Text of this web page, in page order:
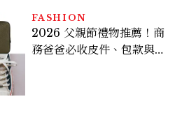
FASHION
2026 父親節禮物推薦！商
務爸爸必收皮件、包款與鞋